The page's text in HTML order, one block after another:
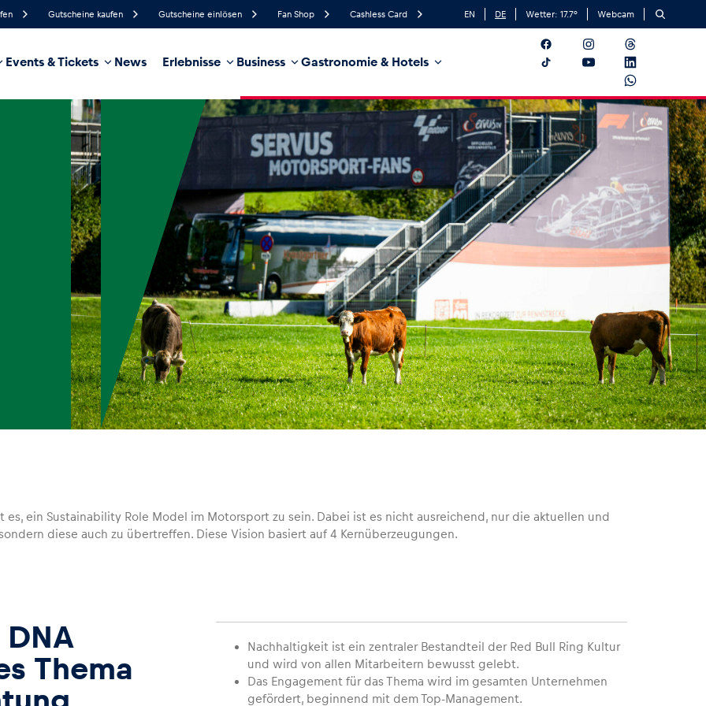
Gutscheine kaufen Gutscheine einlösen Fan Shop Cashless Card EN DE Wetter: 17.7° Webcam
Events & Tickets News Erlebnisse Business Gastronomie & Hotels
Regenwahrscheinlichkeit
West Windrichtung
Business
ein Sustainability Role Model im Motorsport zu sein. Dabei ist es nicht ausreichend, nur die aktuellen und
diese auch zu übertreffen. Diese Vision basiert auf 4 Kernüberzeugungen.
Thema
Nachhaltigkeit ist ein zentraler Bestandteil der Red Bull Ring Kultur
und wird von allen Mitarbeitern bewusst gelebt.
Das Engagement für das Thema wird im gesamten Unternehmen
gefördert, beginnend mit dem Top-Management.